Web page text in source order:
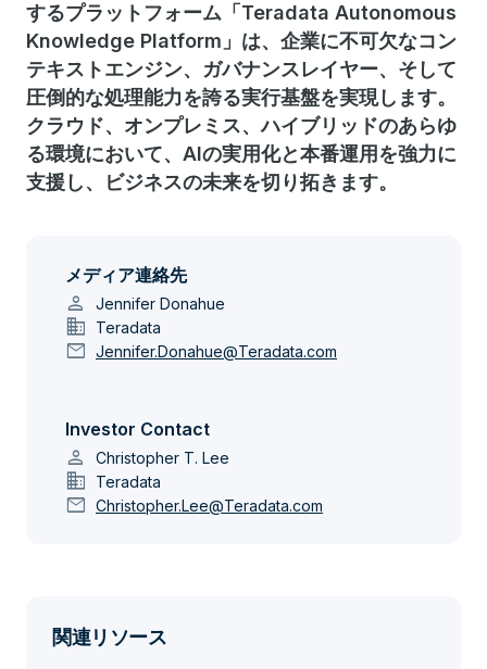
するプラットフォーム「Teradata Autonomous
Knowledge Platform」は、企業に不可欠なコン
テキストエンジン、ガバナンスレイヤー、そして
圧倒的な処理能力を誇る実行基盤を実現します。
クラウド、オンプレミス、ハイブリッドのあらゆ
る環境において、AIの実用化と本番運用を強力に
支援し、ビジネスの未来を切り拓きます。
メディア連絡先
person Jennifer Donahue
domain Teradata
mail Jennifer.Donahue@Teradata.com
Investor Contact
person Christopher T. Lee
domain Teradata
mail Christopher.Lee@Teradata.com
関連リソース